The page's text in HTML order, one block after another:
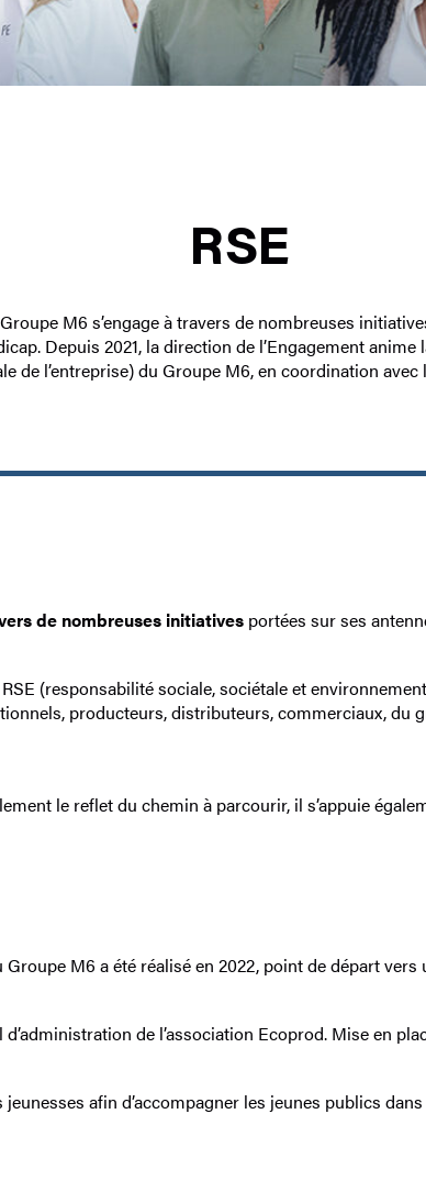
RSE
M6 s’engage à travers de nombreuses
Depuis 2021, la direction de l’Engagement
de l’entreprise) du Groupe M6, en coordination
de nombreuses initiatives portées sur ses
(responsabilité sociale, sociétale et
producteurs, distributeurs, commerciaux, du
le reflet du chemin à parcourir, il s’appuie
M6 a été réalisé en 2022, point de départ
de l’association Ecoprod. Mise en
afin d’accompagner les jeunes publics